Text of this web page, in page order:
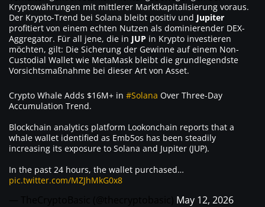
Kryptowährungen mit mittlerer Marktkapitalisierung voraus.
Der Krypto-Trend bei Solana bleibt positiv und Jupiter
profitiert von einem echten Nutzen als dominierender DEX-
Aggregator. Für all jene, die in JUP in Krypto investieren
möchten, gilt: Die Sicherung der Gewinne auf einem Non-
Custodial Wallet wie MetaMask bleibt die grundlegendste
Vorsichtsmaßnahme bei dieser Art von Asset.
Crypto Whale Adds $16M+ in #Solana Over Three-Day
Accumulation Trend.
Blockchain analytics platform Lookonchain reports that a
whale wallet identified as Emb5os has been steadily
increasing its exposure to Solana and Jupiter (JUP).
In the past 24 hours, the wallet purchased…
pic.twitter.com/MZJhMkG0x8
May 12, 2026